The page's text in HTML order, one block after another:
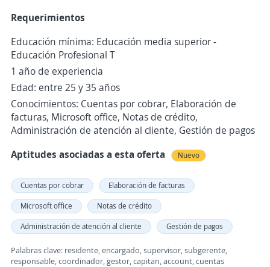
Requerimientos
Educación mínima: Educación media superior -
Educación Profesional T
1 año de experiencia
Edad: entre 25 y 35 años
Conocimientos: Cuentas por cobrar, Elaboración de
facturas, Microsoft office, Notas de crédito,
Administración de atención al cliente, Gestión de pagos
Aptitudes asociadas a esta oferta
Nuevo
Cuentas por cobrar
Elaboración de facturas
Microsoft office
Notas de crédito
Administración de atención al cliente
Gestión de pagos
Palabras clave: residente, encargado, supervisor, subgerente,
responsable, coordinador, gestor, capitan, account, cuentas